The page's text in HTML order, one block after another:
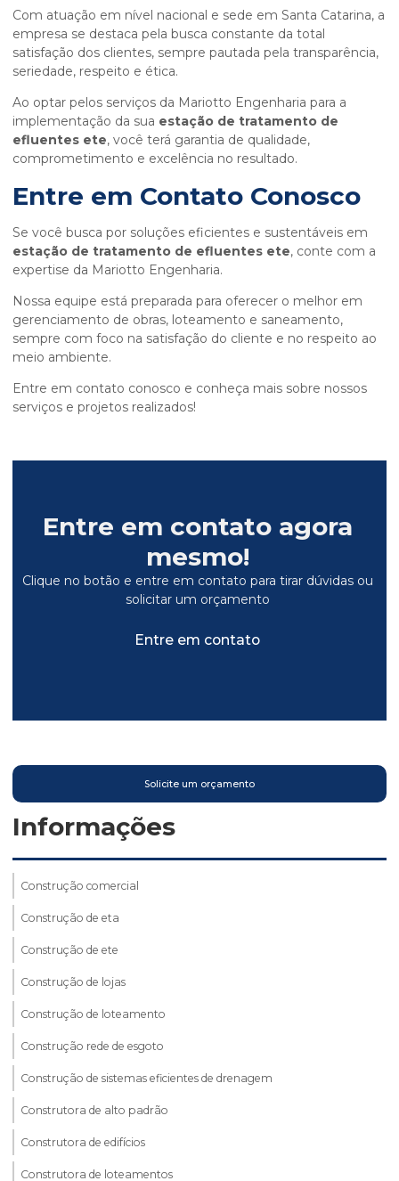
Com atuação em nível nacional e sede em Santa Catarina, a
empresa se destaca pela busca constante da total
satisfação dos clientes, sempre pautada pela transparência,
seriedade, respeito e ética.
Ao optar pelos serviços da Mariotto Engenharia para a
implementação da sua estação de tratamento de
efluentes ete, você terá garantia de qualidade,
comprometimento e excelência no resultado.
Entre em Contato Conosco
Se você busca por soluções eficientes e sustentáveis em
estação de tratamento de efluentes ete, conte com a
expertise da Mariotto Engenharia.
Nossa equipe está preparada para oferecer o melhor em
gerenciamento de obras, loteamento e saneamento,
sempre com foco na satisfação do cliente e no respeito ao
meio ambiente.
Entre em contato conosco e conheça mais sobre nossos
serviços e projetos realizados!
Entre em contato agora
mesmo!
Clique no botão e entre em contato para tirar dúvidas ou
solicitar um orçamento
Entre em contato
Solicite um orçamento
Informações
Construção comercial
Construção de eta
Construção de ete
Construção de lojas
Construção de loteamento
Construção rede de esgoto
Construção de sistemas eficientes de drenagem
Construtora de alto padrão
Construtora de edifícios
Construtora de loteamentos